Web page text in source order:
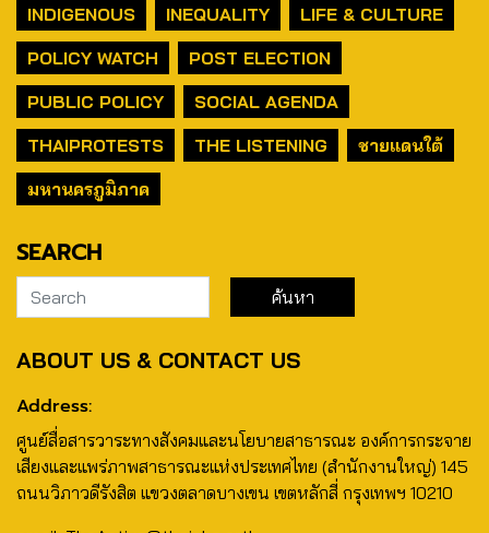
INDIGENOUS
INEQUALITY
LIFE & CULTURE
POLICY WATCH
POST ELECTION
PUBLIC POLICY
SOCIAL AGENDA
THAIPROTESTS
THE LISTENING
ชายแดนใต้
มหานครภูมิภาค
SEARCH
ABOUT US & CONTACT US
Address:
ศูนย์สื่อสารวาระทางสังคมและนโยบายสาธารณะ องค์การกระจาย
เสียงและแพร่ภาพสาธารณะแห่งประเทศไทย (สำนักงานใหญ่) 145
ถนนวิภาวดีรังสิต แขวงตลาดบางเขน เขตหลักสี่ กรุงเทพฯ 10210